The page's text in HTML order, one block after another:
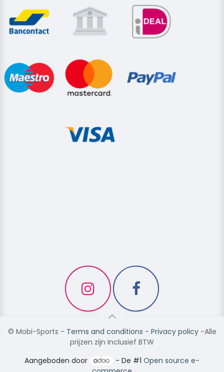
© Mobi-Sports - Terms and conditions - Privacy policy-Alle
prijzen zijn Inclusief BTW
Aangeboden door
- De #1Open source e-